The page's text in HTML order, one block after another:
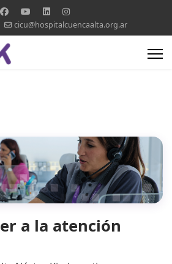
cicu@hospitalcuencaalta.org.ar
a la atención